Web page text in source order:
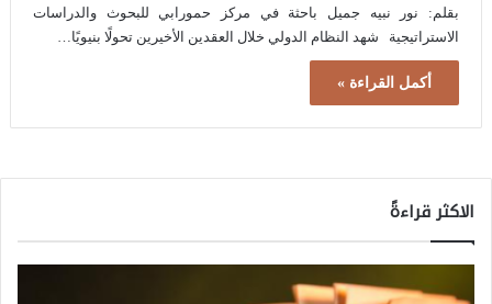
بقلم: نور نبيه جميل باحثة في مركز حمورابي للبحوث والدراسات
الاستراتيجية شهد النظام الدولي خلال العقدين الأخيرين تحولًا بنيويًا…
أكمل القراءة »
الاكثر قراءةً